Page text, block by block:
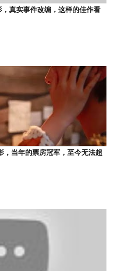
，真实事件改编，这样的佳作看
，当年的票房冠军，至今无法超